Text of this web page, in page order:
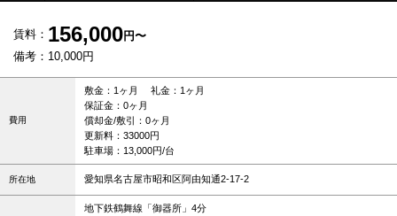
賃料： 156,000円〜
備考：10,000円
費用
敷金：1ヶ月 礼金：1ヶ月
保証金：0ヶ月
償却金/敷引：0ヶ月
更新料：33000円
駐車場：13,000円/台
所在地 愛知県名古屋市昭和区阿由知通2-17-2
地下鉄鶴舞線「御器所」4分